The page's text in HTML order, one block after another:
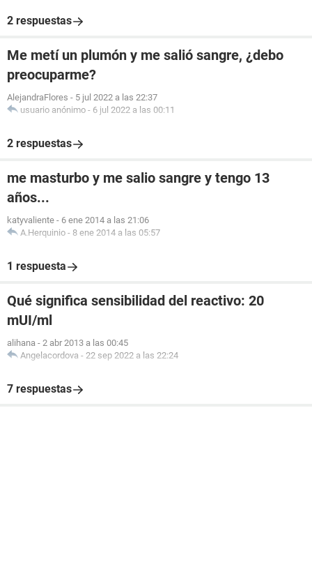
2 respuestas
Me metí un plumón y me salió sangre, ¿debo
preocuparme?
AlejandraFlores - 5 jul 2022 a las 22:37
usuario anónimo - 6 jul 2022 a las 00:11
2 respuestas
me masturbo y me salio sangre y tengo 13
años...
katyvaliente - 6 ene 2014 a las 21:06
A.Herquinio - 8 ene 2014 a las 05:57
1 respuesta
Qué significa sensibilidad del reactivo: 20
mUI/ml
alihana - 2 abr 2013 a las 00:45
Angelacordova - 22 sep 2022 a las 22:24
7 respuestas